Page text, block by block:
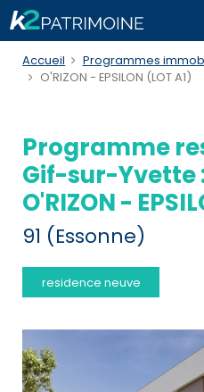
Accueil Programmes
O'RIZON - EPSILON (LOT A1)
Programme
Gif-sur-Yvette
O'RIZON -
91 (Essonne)
residence neuve